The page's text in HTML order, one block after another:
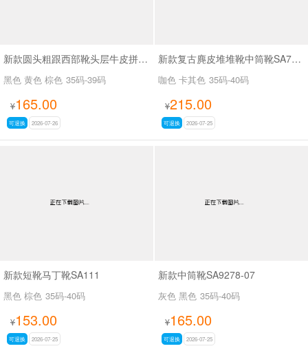
新款圆头粗跟西部靴头层牛皮拼接皮带扣短筒靴SA6002
黑色 黄色 棕色 35码-39码
¥165.00
可退换 2026-07-26
新款复古麂皮堆堆靴中筒靴SA7320-16
咖色 卡其色 35码-40码
¥215.00
可退换 2026-07-25
新款短靴马丁靴SA111
黑色 棕色 35码-40码
¥153.00
可退换 2026-07-25
新款中筒靴SA9278-07
灰色 黑色 35码-40码
¥165.00
可退换 2026-07-25